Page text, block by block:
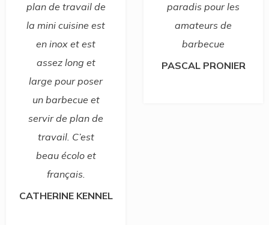
de travail de
cuisine est
inox et est
long et
pour poser
barbecue et
de plan de
C’est
écolo et
KENNEL
paradis pour les
amateurs de
barbecue
PASCAL PRONIER